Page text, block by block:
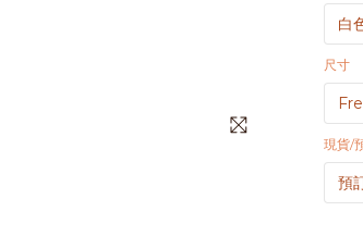
尺寸
現貨/